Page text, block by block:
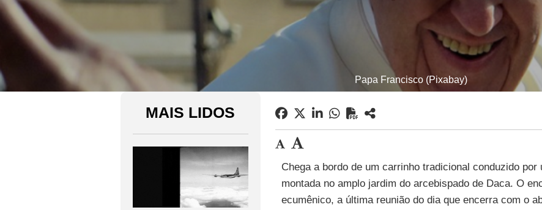
Papa Francisco (Pixabay)
MAIS LIDOS
Chega a bordo de um carrinho tradicional conduzido
montada no amplo jardim do arcebispado de Daca. O
ecumênico, a última reunião do dia que encerra com o